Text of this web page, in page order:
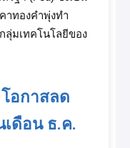
าทองคำพุ่งทำ
เทคโนโลยีของ
อกาสลด
เดือน ธ.ค.